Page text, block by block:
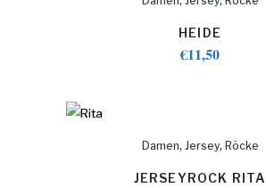
HEIDE
€11,50
Damen, Jersey, Röcke
JERSEYROCK RITA